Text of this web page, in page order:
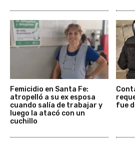
Femicidio en Santa Fe:
atropelló a su ex esposa
cuando salía de trabajar y
luego la atacó con un
cuchillo
fue